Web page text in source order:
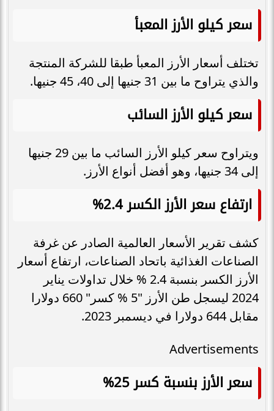
سعر كيلو الأرز المعبأ
تختلف أسعار الأرز المعبأ طبقا للشركة المنتجة
والذي يتراوح ما بين 31 جنيها إلى 40، 45 جنيها.
سعر كيلو الأرز السائب
ويتراوح سعر كيلو الأرز السائب ما بين 29 جنيها
إلى 34 جنيها، وهو أفضل أنواع الأرز.
ارتفاع سعر الأرز الكسر 2.4%
كشف تقرير الأسعار العالمية الصادر عن غرفة
الصناعات الغذائية باتحاد الصناعات، ارتفاع أسعار
الأرز الكسر بنسبة 2.4 % خلال تداولات يناير
2024 ليسجل طن الأرز "5 % كسر" 660 دولارا
مقابل 644 دولارا في ديسمبر 2023.
Advertisements
سعر الأرز بنسبة كسر 25%